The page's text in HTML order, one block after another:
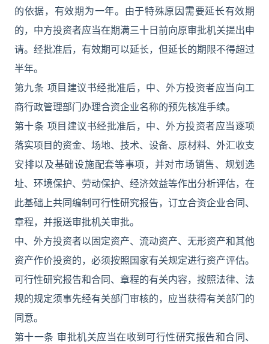
的依据，有效期为一年。由于特殊原因需要延长有效期
的，中方投资者应当在期满三十日前向原审批机关提出申
请。经批准后，有效期可以延长，但延长的期限不得超过
半年。
第九条 项目建议书经批准后，中、外方投资者应当向工
商行政管理部门办理合资企业名称的预先核准手续。
第十条 项目建议书经批准后，中、外方投资者应当逐项
落实项目的资金、场地、技术、设备、原材料、外汇收支
安排以及基础设施配套等事项，并对市场销售、规划选
址、环境保护、劳动保护、经济效益等作出分析评估，在
此基础上共同编制可行性研究报告，订立合资企业合同、
章程，并报送审批机关审批。
中、外方投资者以固定资产、流动资产、无形资产和其他
资产作价投资的，必须按照国家有关规定进行资产评估。
可行性研究报告和合同、章程的有关内容，按照法律、法
规的规定须事先经有关部门审核的，应当获得有关部门的
同意。
第十一条 审批机关应当在收到可行性研究报告和合同、